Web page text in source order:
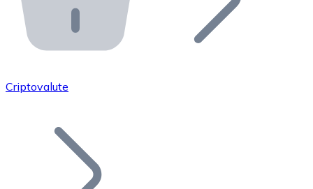
API Bitnovo
Integra la nostra API nel tuo ecosistema.
Unisciti alla nostra rete di rivenditori e
Aggiungi il token del tuo progetto al nostro servizio di
Criptovalute